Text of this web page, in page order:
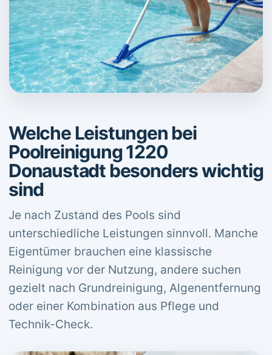
Welche Leistungen bei
Poolreinigung 1220
Donaustadt besonders wichtig
sind
Je nach Zustand des Pools sind
unterschiedliche Leistungen sinnvoll. Manche
Eigentümer brauchen eine klassische
Reinigung vor der Nutzung, andere suchen
gezielt nach Grundreinigung, Algenentfernung
oder einer Kombination aus Pflege und
Technik-Check.